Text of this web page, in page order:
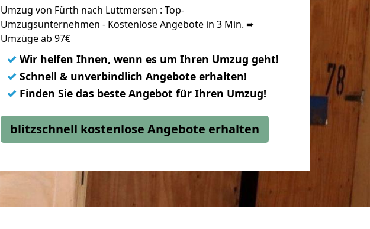
Umzug von Fürth nach Luttmersen : Top-
Umzugsunternehmen - Kostenlose Angebote in 3 Min. ➨
Umzüge ab 97€
✓ Wir helfen Ihnen, wenn es um Ihren Umzug geht!
✓ Schnell & unverbindlich Angebote erhalten!
✓ Finden Sie das beste Angebot für Ihren Umzug!
blitzschnell kostenlose Angebote erhalten